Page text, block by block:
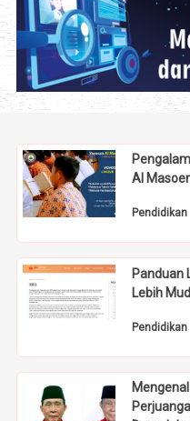
Al
Pendidikan
Panduan
Lebih
Pendidikan